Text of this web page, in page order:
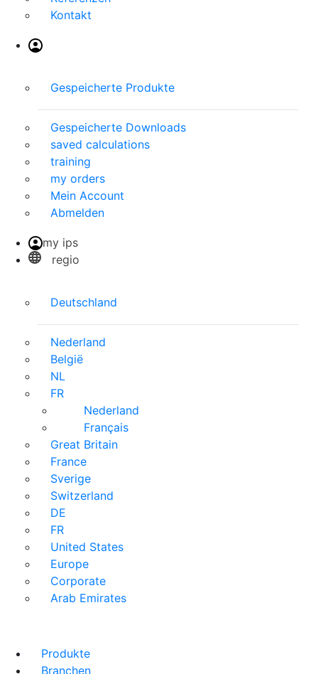
Kontakt
Gespeicherte Produkte
Gespeicherte Downloads
saved calculations
training
my orders
Mein Account
Abmelden
my ips
regio
Deutschland
Nederland
België
NL
FR
Nederland
Français
Great Britain
France
Sverige
Switzerland
DE
FR
United States
Europe
Corporate
Arab Emirates
Produkte
Branchen